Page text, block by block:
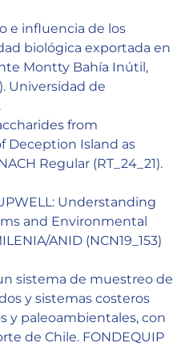
e influencia de los
biológica exportada en
Montty Bahía Inútil,
Universidad de
from
Deception Island as
Regular (RT_24_21).
Understanding
and Environmental
ANID (NCN19_153)
sistema de muestreo de
y sistemas costeros
y paleoambientales, con
de Chile. FONDEQUIP